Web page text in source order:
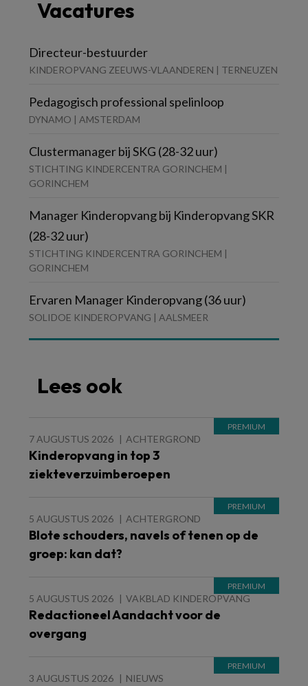
Vacatures
Directeur-bestuurder
KINDEROPVANG ZEEUWS-VLAANDEREN | TERNEUZEN
Pedagogisch professional spelinloop
DYNAMO | AMSTERDAM
Clustermanager bij SKG (28-32 uur)
STICHTING KINDERCENTRA GORINCHEM |
GORINCHEM
Manager Kinderopvang bij Kinderopvang SKR
(28-32 uur)
STICHTING KINDERCENTRA GORINCHEM |
GORINCHEM
Ervaren Manager Kinderopvang (36 uur)
SOLIDOE KINDEROPVANG | AALSMEER
Lees ook
7 AUGUSTUS 2026 ACHTERGROND
Kinderopvang in top 3
ziekteverzuimberoepen
5 AUGUSTUS 2026 ACHTERGROND
Blote schouders, navels of tenen op de
groep: kan dat?
5 AUGUSTUS 2026 VAKBLAD KINDEROPVANG
Redactioneel Aandacht voor de
overgang
3 AUGUSTUS 2026 NIEUWS